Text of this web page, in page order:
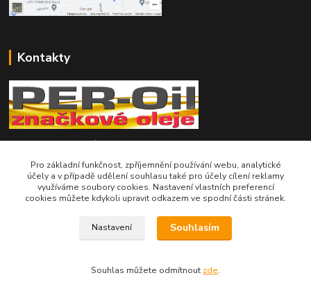
Kontakty
Telefon pro technické dotazy: 775 113 255
Telefon do našeho obchodu : 774 993 479
info@znackoveoleje.cz
Pro základní funkčnost, zpříjemnění používání webu, analytické
účely a v případě udělení souhlasu také pro účely cílení reklamy
využíváme soubory cookies. Nastavení vlastních preferencí
cookies můžete kdykoli upravit odkazem ve spodní části stránek.
Nastavení Souhlasím
Souhlas můžete odmítnout zde.